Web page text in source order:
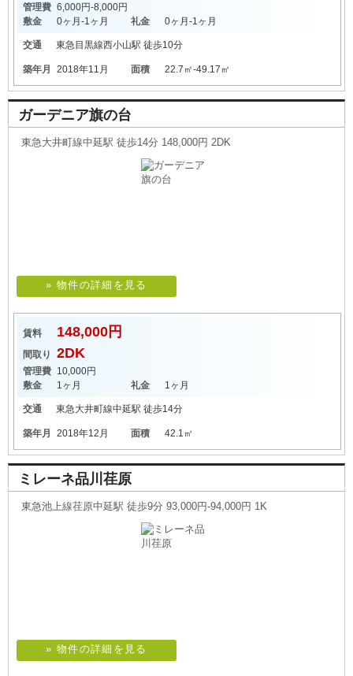
管理費 6,000円-8,000円
敷金
0ヶ月-1ヶ月 礼金 0ヶ月-1ヶ月
交通 東急目黒線西小山駅 徒歩10分
築年月 2018年11月 面積 22.7㎡-49.17㎡
ガーデニア旗の台
東急大井町線中延駅 徒歩14分 148,000円 2DK
» 物件の詳細を見る
賃料 148,000円
間取り 2DK
管理費 10,000円
敷金
1ヶ月 礼金 1ヶ月
交通 東急大井町線中延駅 徒歩14分
築年月 2018年12月 面積 42.1㎡
ミレーネ品川荏原
東急池上線荏原中延駅 徒歩9分 93,000円-94,000円 1K
» 物件の詳細を見る